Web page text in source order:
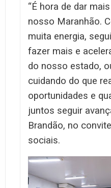
“É hora de dar
nosso Maranhão.
muita energia,
fazer mais e
do nosso estado,
cuidando do que
oportunidades e
juntos seguir
Brandão, no
sociais.